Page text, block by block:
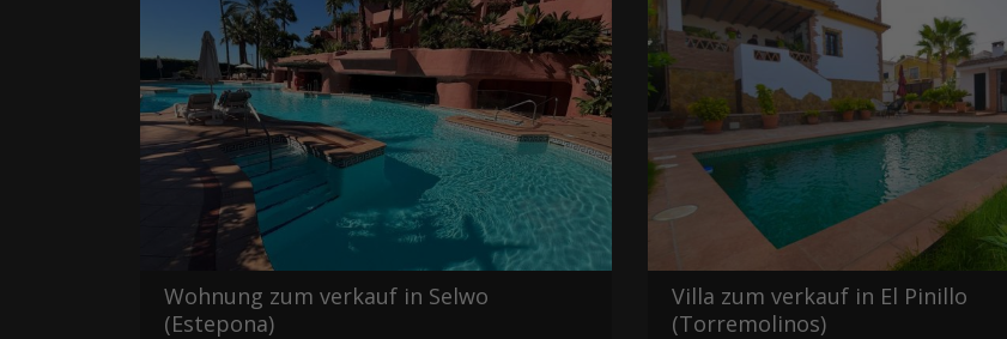
Wohnung zum verkauf in Selwo
(Estepona)
Villa zum verkauf in El Pinillo
(Torremolinos)